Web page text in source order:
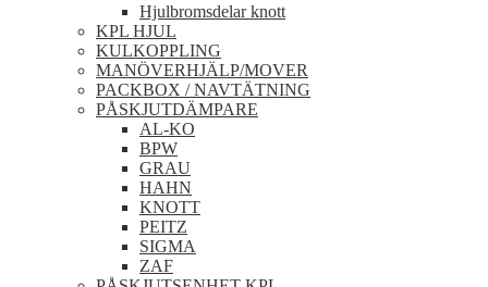
Hjulbromsdelar knott
KPL HJUL
KULKOPPLING
MANÖVERHJÄLP/MOVER
PACKBOX / NAVTÄTNING
PÅSKJUTDÄMPARE
AL-KO
BPW
GRAU
HAHN
KNOTT
PEITZ
SIGMA
ZAF